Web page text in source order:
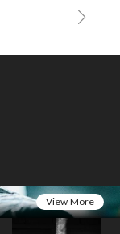
View More